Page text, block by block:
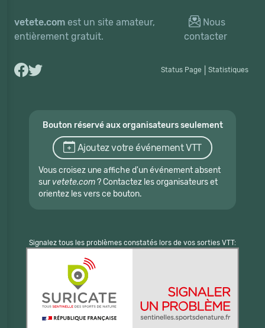
vetete.com est un site amateur,
entièrement gratuit.
Nous
contacter
Status Page Statistiques
Bouton réservé aux organisateurs seulement
Ajoutez votre événement VTT
Vous croisez une affiche d'un événement absent
sur vetete.com? Contactez les organisateurs et
orientez les vers ce bouton.
Signalez tous les problèmes constatés lors de vos sorties VTT: